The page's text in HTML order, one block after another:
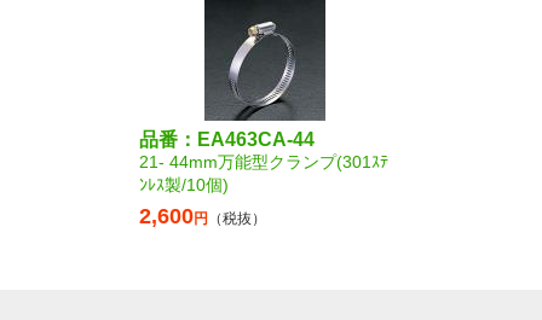
品番：EA463CA-44
21- 44mm万能型クランプ(301ｽﾃ
ﾝﾚｽ製/10個)
2,600円 （税抜）